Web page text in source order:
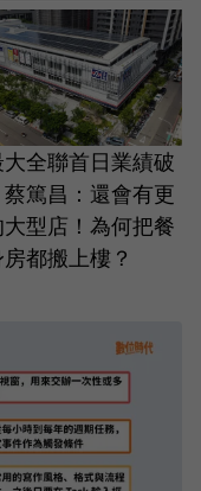
全聯首日業績破
篤昌：還會有更
大型店！為何把餐
都搬上樓？